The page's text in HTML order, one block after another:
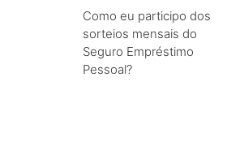
Como eu participo dos
sorteios mensais do
Seguro Empréstimo
Pessoal?